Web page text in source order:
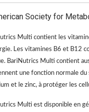
Society for
Multi contient les
Les vitamines B6 et B12
BariNutrics Multi contient
une fonction normale
et le zinc, à protéger les
Multi est disponible en